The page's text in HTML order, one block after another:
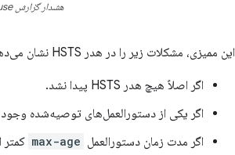
هشدار گزارش Lighthouse مبنی بر اینکه هیچ هدر پاسخ HSTS یافت نشد.
این ممیزی، مشکلات زیر را در هدر HSTS نشان می‌دهد:
اگر اصلاً هیچ هدر HSTS پیدا نشد.
اگر یکی از دستورالعمل‌های توصیه‌شده وجود
اگر مدت زمان دستورالعمل max-age کمتر از یک